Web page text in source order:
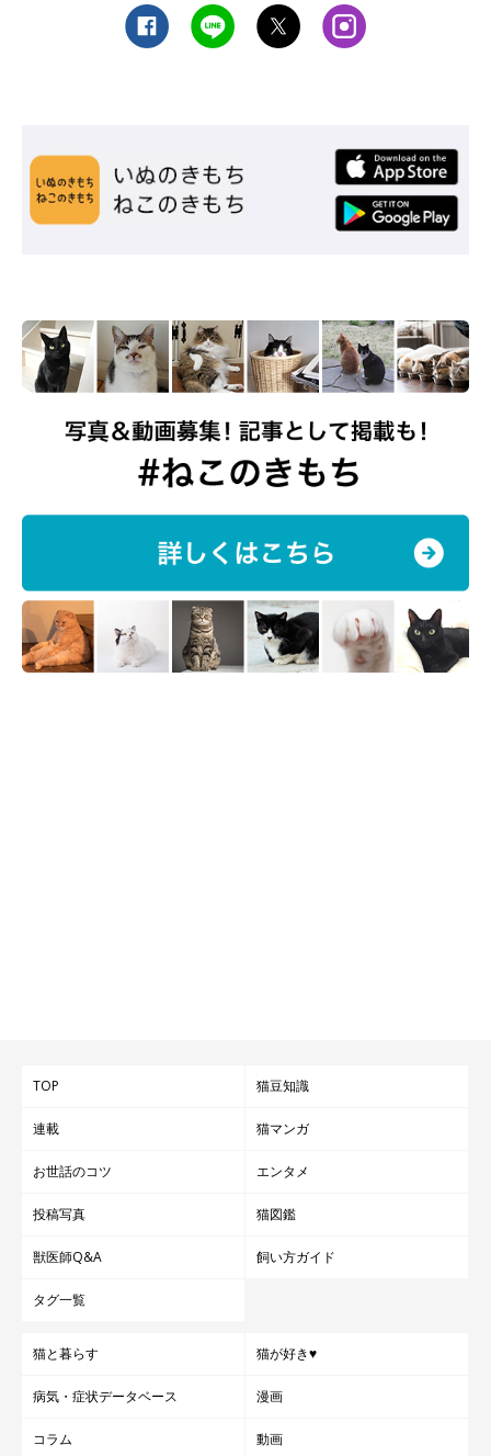
TOP 猫豆知識
連載 猫マンガ
お世話のコツ エンタメ
投稿写真 猫図鑑
獣医師Q&A 飼い方ガイド
タグ一覧
猫と暮らす 猫が好き♥
病気・症状データベース 漫画
コラム 動画